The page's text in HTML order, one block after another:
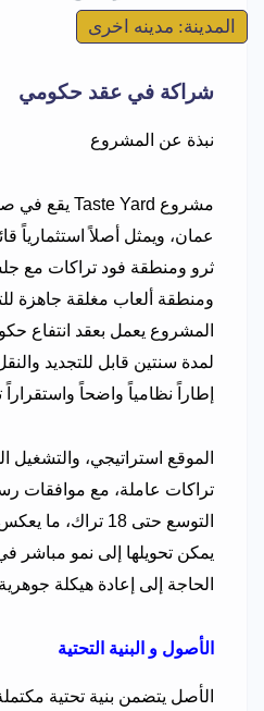
المدينة: مدينه اخرى
شراكة في عقد حكومي
نبذة عن المشروع
مشروع Taste Yard يقع في
عمان، ويمثل أصلاً استثمارياً
ثرو ومنطقة فود تراكات مع
ومنطقة ألعاب مغلقة جاهزة
المشروع يعمل بعقد انتفاع
لمدة سنتين قابل للتجديد
إطاراً نظامياً واضحاً واستقراراً
تراكات عاملة، مع موافقات
التوسع حتى 18
يمكن تحويلها إلى نمو مباشر
الحاجة إلى إعادة هيكلة
الأصول و البنية التحتية